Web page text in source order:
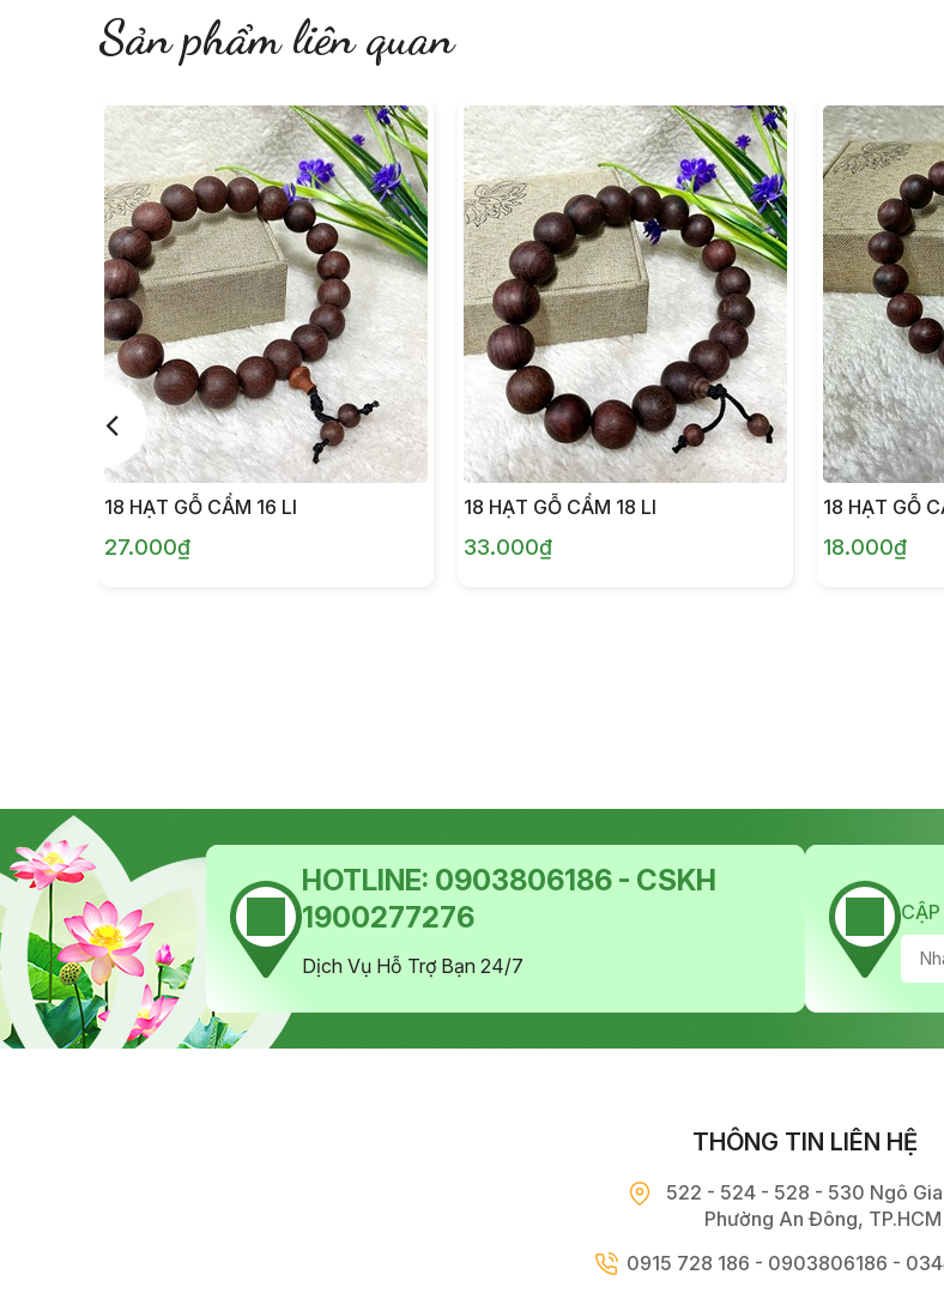
Sản phẩm liên quan
18 HẠT GỖ CẨM 16 LI
27.000₫
18 HẠT GỖ CẨM 18 LI
33.000₫
18 HẠT GỖ
18.000₫
HOTLINE: 0903806186 - CSKH
1900277276
Dịch Vụ Hỗ Trợ Bạn 24/7
THÔNG TIN LIÊN HỆ
522 - 524 - 528 - 530 Ngô
Phường An Đông, TP.HCM
0915 728 186 - 0903806186 -